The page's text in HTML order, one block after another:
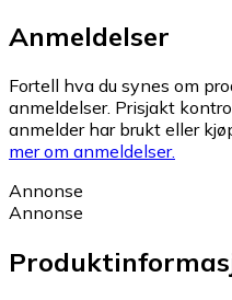
Anmeldelser
Fortell hva du synes om
anmeldelser. Prisjakt
anmelder har brukt eller
mer om anmeldelser.
Annonse
Annonse